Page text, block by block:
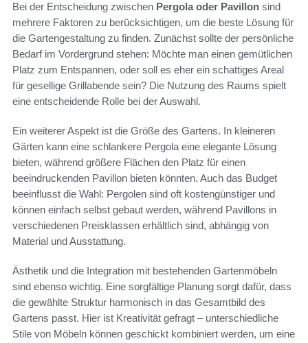
Bei der Entscheidung zwischen Pergola oder Pavillon sind
mehrere Faktoren zu berücksichtigen, um die beste Lösung für
die Gartengestaltung zu finden. Zunächst sollte der persönliche
Bedarf im Vordergrund stehen: Möchte man einen gemütlichen
Platz zum Entspannen, oder soll es eher ein schattiges Areal
für gesellige Grillabende sein? Die Nutzung des Raums spielt
eine entscheidende Rolle bei der Auswahl.
Ein weiterer Aspekt ist die Größe des Gartens. In kleineren
Gärten kann eine schlankere Pergola eine elegante Lösung
bieten, während größere Flächen den Platz für einen
beeindruckenden Pavillon bieten könnten. Auch das Budget
beeinflusst die Wahl: Pergolen sind oft kostengünstiger und
können einfach selbst gebaut werden, während Pavillons in
verschiedenen Preisklassen erhältlich sind, abhängig von
Material und Ausstattung.
Ästhetik und die Integration mit bestehenden Gartenmöbeln
sind ebenso wichtig. Eine sorgfältige Planung sorgt dafür, dass
die gewählte Struktur harmonisch in das Gesamtbild des
Gartens passt. Hier ist Kreativität gefragt – unterschiedliche
Stile von Möbeln können geschickt kombiniert werden, um eine